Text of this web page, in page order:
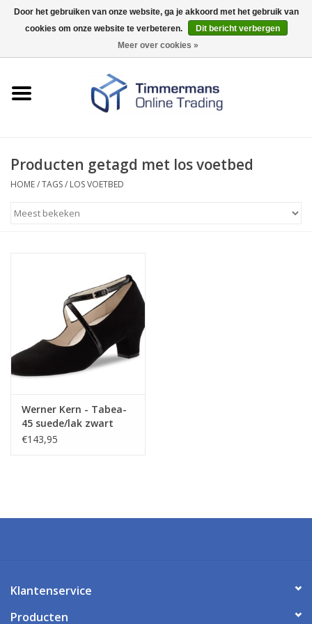
0 Artikelen - €0,00
Merken
Producten getagd met los voetbed
HOME/TAGS/ LOS VOETBED
Werner Kern - Tabea-
45 suede/lak zwart
€143,95
Klantenservice
Producten
Door het gebruiken van onze website, ga je akkoord met het gebruik van
cookies om onze website te verbeteren.
Dit bericht verbergen
Meer over cookies »